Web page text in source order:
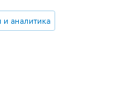
аналитика